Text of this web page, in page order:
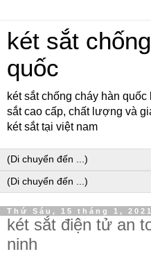
két sắt
quốc
két sắt chống cháy hàn
sắt cao cấp, chất lượng và
két sắt tại việt nam
Thứ Sáu, 15 tháng 1, 2021
két sắt điện tử an
ninh